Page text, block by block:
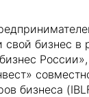
свой бизнес
бизнеса